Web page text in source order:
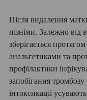
Після видалення
пізніми. Залежно від
зберігається
анальгетиками та
профілактики
запобігання
інтоксикації